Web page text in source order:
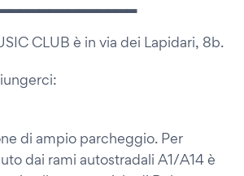
CLUB è in via dei Lapidari, 8b.
di ampio parcheggio. Per
dai rami autostradali A1/A14 è